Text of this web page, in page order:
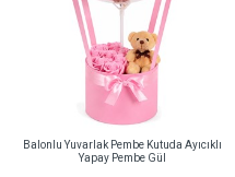
Balonlu Yuvarlak Pembe Kutuda Ayıcıklı
Yapay Pembe Gül